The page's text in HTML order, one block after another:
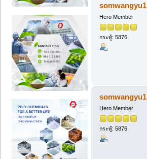
somwangyu1
Hero Member
กระทู้: 5876
somwangyu1
Hero Member
กระทู้: 5876